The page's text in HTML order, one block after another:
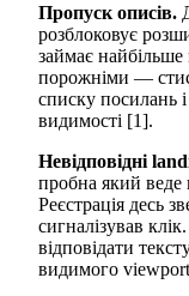
Пропуск описів.
розблоковує
займає найбільше
порожніми —
списку посилань
видимості [1].
Невідповідні
пробна який
Реєстрація десь
сигналізував
відповідати
видимого